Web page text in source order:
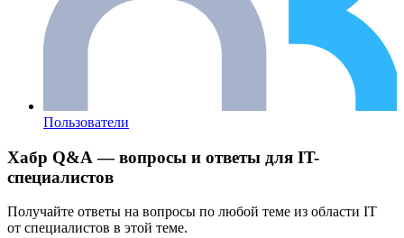
Пользователи
Хабр Q&A — вопросы и ответы для IT-
специалистов
Получайте ответы на вопросы по любой теме из области IT
от специалистов в этой теме.